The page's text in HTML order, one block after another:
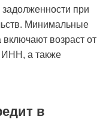
задолженности при
Минимальные
возраст от
ИНН, а также
в